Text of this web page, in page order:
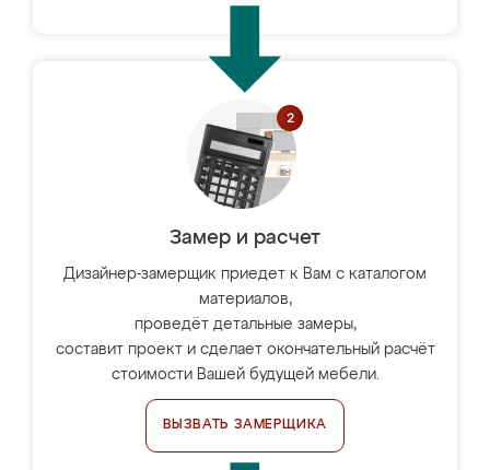
Замер и расчет
Дизайнер-замерщик приедет к Вам с каталогом
материалов,
проведёт детальные замеры,
составит проект и сделает окончательный расчёт
стоимости Вашей будущей мебели.
ВЫЗВАТЬ ЗАМЕРЩИКА